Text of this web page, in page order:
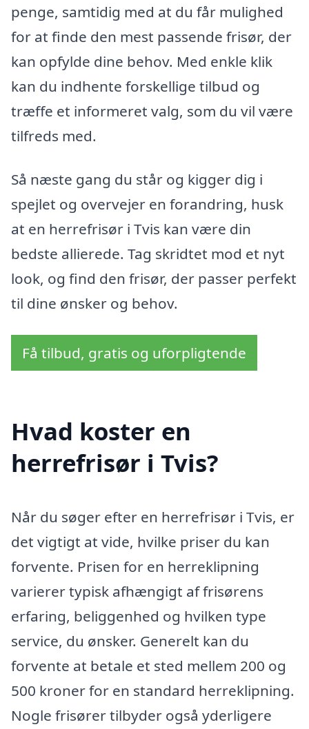
penge, samtidig med at du får mulighed
for at finde den mest passende frisør, der
kan opfylde dine behov. Med enkle klik
kan du indhente forskellige tilbud og
træffe et informeret valg, som du vil være
tilfreds med.
Så næste gang du står og kigger dig i
spejlet og overvejer en forandring, husk
at en herrefrisør i Tvis kan være din
bedste allierede. Tag skridtet mod et nyt
look, og find den frisør, der passer perfekt
til dine ønsker og behov.
Få tilbud, gratis og uforpligtende
Hvad koster en
herrefrisør i Tvis?
Når du søger efter en herrefrisør i Tvis, er
det vigtigt at vide, hvilke priser du kan
forvente. Prisen for en herreklipning
varierer typisk afhængigt af frisørens
erfaring, beliggenhed og hvilken type
service, du ønsker. Generelt kan du
forvente at betale et sted mellem 200 og
500 kroner for en standard herreklipning.
Nogle frisører tilbyder også yderligere